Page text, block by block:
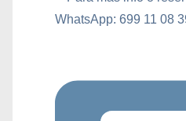
WhatsApp: 699 11 08